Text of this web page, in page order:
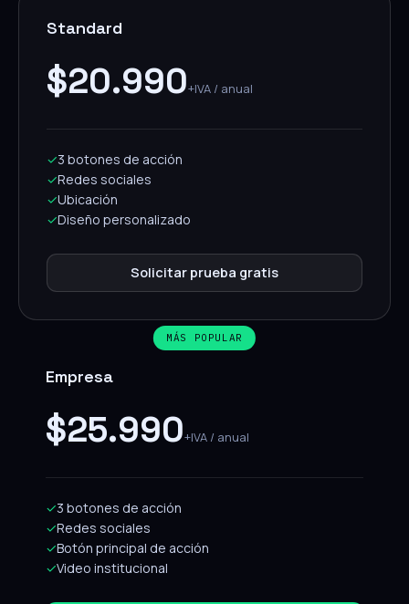
Standard
$20.990+IVA / anual
✓3 botones de acción
✓Redes sociales
✓Ubicación
✓Diseño personalizado
Solicitar prueba gratis
MÁS POPULAR
Empresa
$25.990+IVA / anual
✓3 botones de acción
✓Redes sociales
✓Botón principal de acción
✓Video institucional